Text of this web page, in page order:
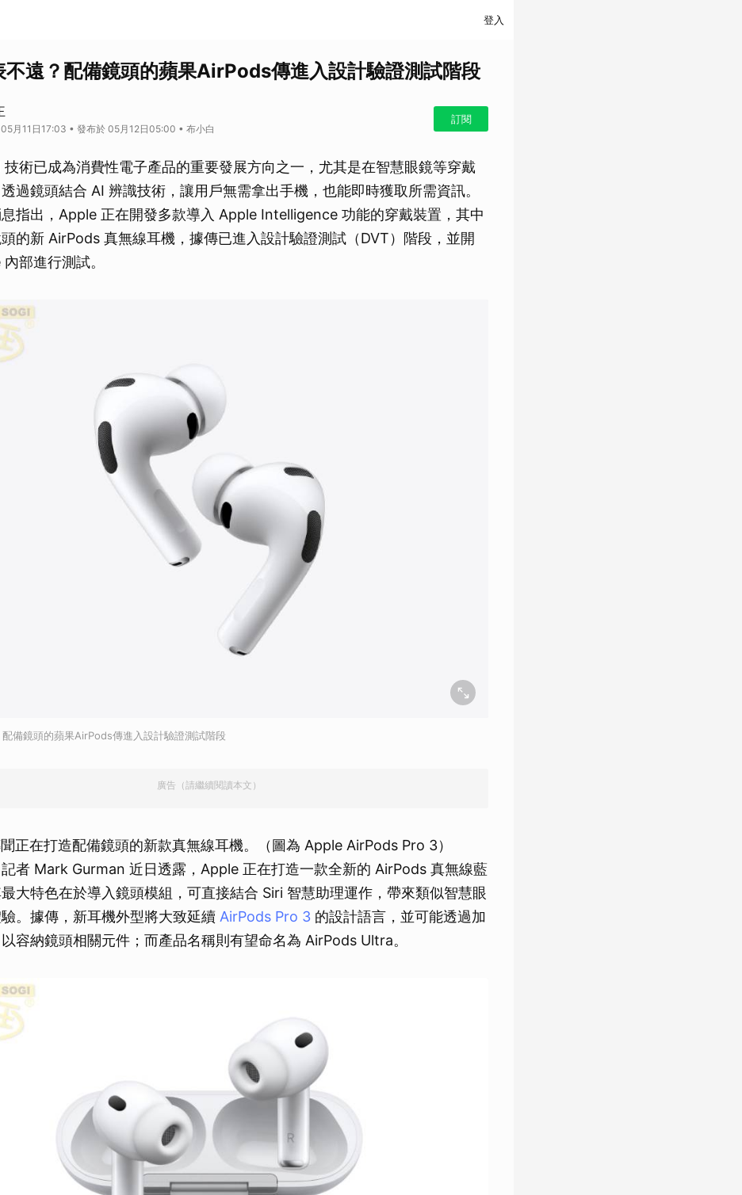
登入
不遠？配備鏡頭的蘋果AirPods傳進入設計驗證測試階段
月11日17:03 • 發布於 05月12日05:00 • 布小白
訂閱
技術已成為消費性電子產品的重要發展方向之一，尤其是在智慧眼鏡等穿戴
過鏡頭結合 AI 辨識技術，讓用戶無需拿出手機，也能即時獲取所需資訊。
指出，Apple 正在開發多款導入 Apple Intelligence 功能的穿戴裝置，其中
的新 AirPods 真無線耳機，據傳已進入設計驗證測試（DVT）階段，並開
部進行測試。
備鏡頭的蘋果AirPods傳進入設計驗證測試階段
廣告（請繼續閱讀本文）
正在打造配備鏡頭的新款真無線耳機。（圖為 Apple AirPods Pro 3）
記者 Mark Gurman 近日透露，Apple 正在打造一款全新的 AirPods 真無線藍
大特色在於導入鏡頭模組，可直接結合 Siri 智慧助理運作，帶來類似智慧眼
。據傳，新耳機外型將大致延續 AirPods Pro 3 的設計語言，並可能透過加
容納鏡頭相關元件；而產品名稱則有望命名為 AirPods Ultra。